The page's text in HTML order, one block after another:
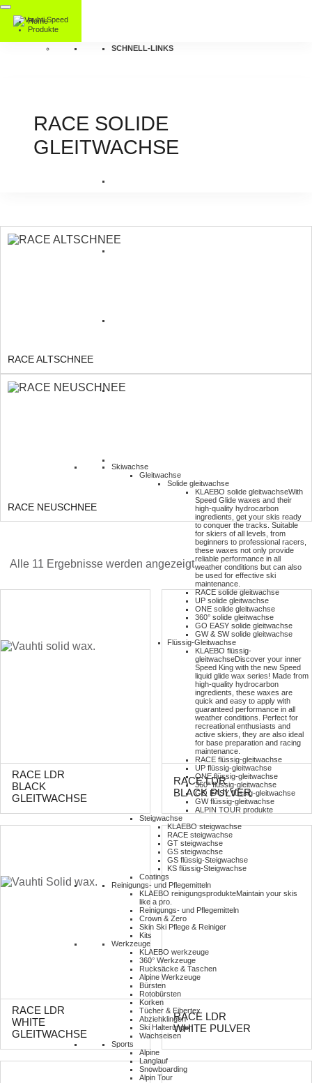
Home
Produkte
SCHNELL-LINKS
Skiwachse
Gleitwachse
Solide gleitwachse
KLAEBO solide gleitwachseWith
Speed Glide waxes and their
high-quality hydrocarbon
ingredients, get your skis ready
to conquer the tracks. Suitable
for skiers of all levels, from
beginners to professional racers,
these waxes not only provide
reliable performance in all
weather conditions but can also
be used for effective ski
maintenance.
RACE solide gleitwachse
UP solide gleitwachse
ONE solide gleitwachse
360° solide gleitwachse
GO EASY solide gleitwachse
GW & SW solide gleitwachse
Flüssig-Gleitwachse
KLAEBO flüssig-
gleitwachseDiscover your inner
Speed King with the new Speed
liquid glide wax series! Made from
high-quality hydrocarbon
ingredients, these waxes are
quick and easy to apply with
guaranteed performance in all
weather conditions. Perfect for
recreational enthusiasts and
active skiers, they are also ideal
for base preparation and racing
maintenance.
RACE flüssig-gleitwachse
UP flüssig-gleitwachse
ONE flüssig-gleitwachse
360° flüssig-gleitwachse
GO EASY flüssig-gleitwachse
GW flüssig-gleitwachse
ALPIN TOUR produkte
Steigwachse
KLAEBO steigwachse
RACE steigwachse
GT steigwachse
GS steigwachse
GS flüssig-Steigwachse
KS flüssig-Steigwachse
Coatings
Reinigungs- und Pflegemitteln
KLAEBO reinigungsprodukteMaintain your skis
like a pro.
Reinigungs- und Pflegemitteln
Crown & Zero
Skin Ski Pflege & Reiniger
Kits
Werkzeuge
KLAEBO werkzeuge
360° Werkzeuge
Rucksäcke & Taschen
Alpine Werkzeuge
Bürsten
Rotobürsten
Korken
Tücher & Fibertex
Abziehklingen
Ski Halterungen
Wachseisen
Sports
Alpine
Langlauf
Snowboarding
Alpin Tour
RACE SOLIDE
GLEITWACHSE
RACE ALTSCHNEE
RACE NEUSCHNEE
Alle 11 Ergebnisse werden angezeigt
RACE LDR
BLACK
GLEITWACHSE
RACE LDR
BLACK PULVER
RACE LDR
WHITE
GLEITWACHSE
RACE LDR
WHITE PULVER